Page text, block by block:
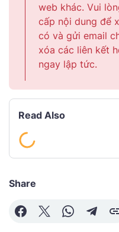
web khác. Vui
cấp nội dung để
có và gửi email
xóa các liên kết
ngay lập tức.
Read Also
Share